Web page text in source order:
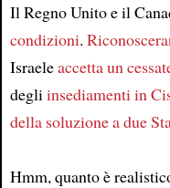
Il Regno Unito e il
condizioni.
Israeleaccetta un
degliinsediamenti in
della soluzione a due
Hmm, quanto è